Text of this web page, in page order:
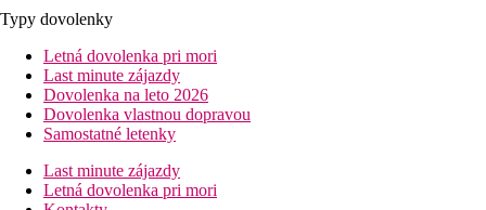
Rodinná izba:priestrannejšia, až pre 4 osoby.
Popis hotela
62 renovovaných izieb
recepcia a lobby
reštaurácia
vonkajší bazén
Typy dovolenky
Letná dovolenka pri mori
Last minute zájazdy
Dovolenka na leto 2026
Dovolenka vlastnou dopravou
Samostatné letenky
Last minute zájazdy
Letná dovolenka pri mori